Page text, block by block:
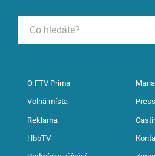
O FTV Prima
Volná místa Press
Reklama
HbbTV